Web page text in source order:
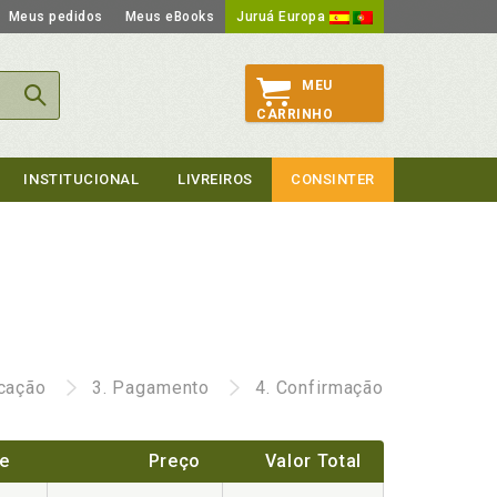
Meus pedidos Meus eBooks Juruá Europa
MEU
CARRINHO
INSTITUCIONAL LIVREIROS CONSINTER
3. Pagamento 4. Confirmação
Preço Valor Total